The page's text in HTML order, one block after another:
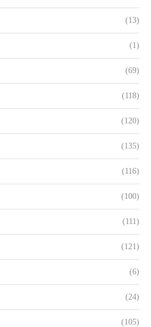
(13)
(1)
(69)
(118)
(120)
(135)
(116)
(100)
(111)
(121)
(6)
(24)
(105)